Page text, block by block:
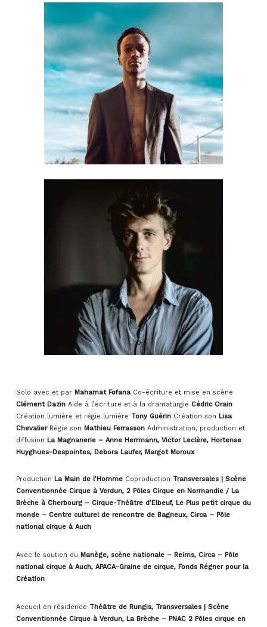
Solo avec et par Mahamat FofanaCo-écriture et mise en scène
Clément DazinAide à l’écriture et à la dramaturgie Cédric Orain
Création lumière et régie lumière Tony GuérinCréation son Lisa
ChevalierRégie son Mathieu FerrassonAdministration, production et
diffusion La Magnanerie –Anne Herrmann, Victor Leclère, Hortense
Huyghues-Despointes, Debora Laufer, Margot Moroux
Production La Main de l’Homme Coproduction Transversales | Scène
Conventionnée Cirque à Verdun, 2 Pôles Cirque en Normandie / La
Brèche à Cherbourg – Cirque-Théâtre d’Elbeuf, Le Plus petit cirque du
monde – Centre culturel de rencontre de Bagneux, Circa – Pôle
national cirque à Auch
Avec le soutien du Manège, scène nationale – Reims, Circa – Pôle
national cirque à Auch, APACA-Graine de cirque, Fonds Régner pour la
Création
Accueil en résidence Théâtre de Rungis, Transversales | Scène
Conventionnée Cirque à Verdun, La Brèche – PNAC 2 Pôles cirque en